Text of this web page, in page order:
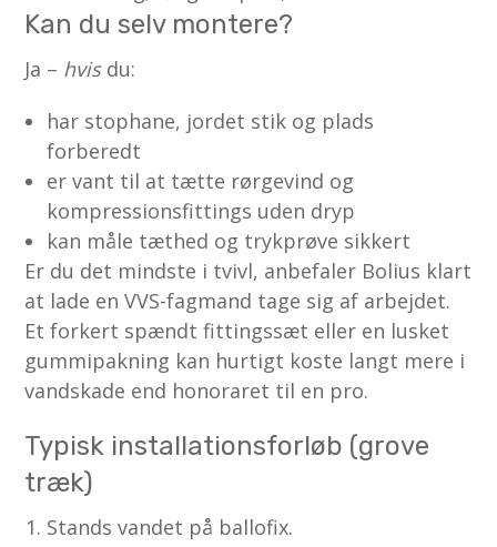
Kan du selv montere?
Ja – hvisdu:
har stophane, jordet stik og plads
forberedt
er vant til at tætte rørgevind og
kompressionsfittings uden dryp
kan måle tæthed og trykprøve sikkert
Er du det mindste i tvivl, anbefaler Bolius klart
at lade en VVS-fagmand tage sig af arbejdet.
Et forkert spændt fittingssæt eller en lusket
gummipakning kan hurtigt koste langt mere i
vandskade end honoraret til en pro.
Typisk installationsforløb (grove
træk)
Stands vandet på ballofix.